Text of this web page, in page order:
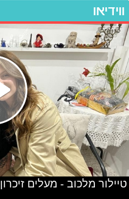
ווידיאו
טיילור מלכוב - מעלים זיכרון